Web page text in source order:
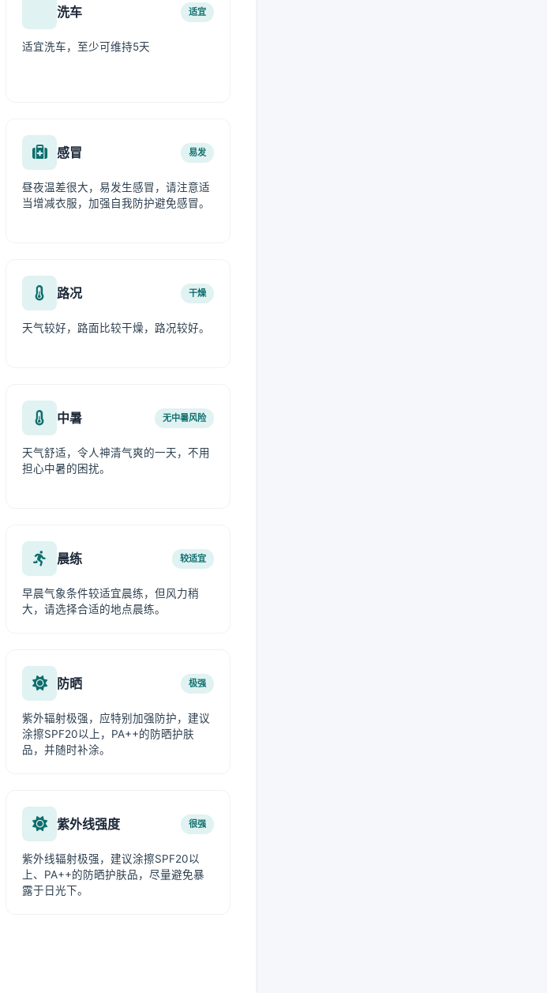
洗车 适宜
适宜洗车，至少可维持5天
感冒 易发
昼夜温差很大，易发生感冒，请注意适
当增减衣服，加强自我防护避免感冒。
路况 干燥
天气较好，路面比较干燥，路况较好。
中暑 无中暑风险
天气舒适，令人神清气爽的一天，不用
担心中暑的困扰。
晨练 较适宜
早晨气象条件较适宜晨练，但风力稍
大，请选择合适的地点晨练。
防晒 极强
紫外辐射极强，应特别加强防护，建议
涂擦SPF20以上，PA++的防晒护肤
品，并随时补涂。
紫外线强度 很强
紫外线辐射极强，建议涂擦SPF20以
上、PA++的防晒护肤品，尽量避免暴
露于日光下。